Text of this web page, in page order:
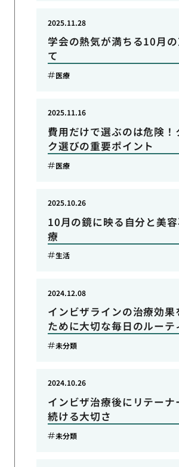
学会の熱気が満ちる10月
て
2025.11.28
医療
費用だけで選ぶのは危険！
ク選びの重要ポイント
2025.11.16
医療
10月の鏡に映る自分と美
療
2025.10.26
生活
インビザラインの治療効果
ために大切な毎日のルーテ
2024.12.08
未分類
インビザ治療後にリテーナ
続ける大切さ
2024.10.26
未分類